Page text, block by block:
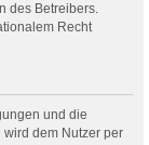
des Betreibers.
Recht
und die
dem Nutzer per